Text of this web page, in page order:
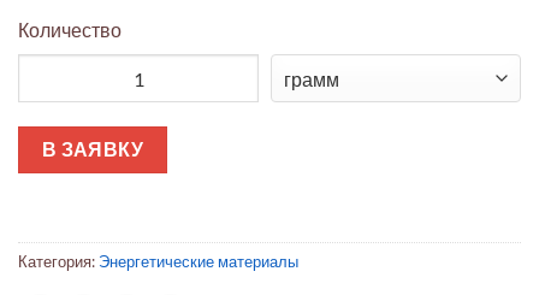
Количество
В ЗАЯВКУ
Категория: Энергетические материалы